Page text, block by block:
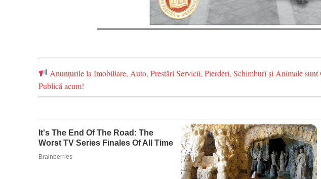
Anunțurile la Imobiliare, Auto, Prestări Servicii, Pierderi, Schimburi și Animale
Publică acum!